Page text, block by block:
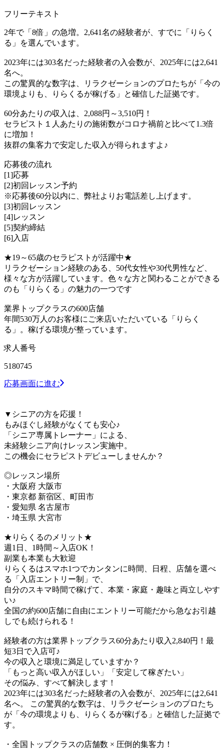
フリーテキスト
2年で「8倍」の急増。2,641名の経験者が、すでに「りらく
る」を選んでいます。
2023年には303名だった経験者の入会数が、2025年には2,641
名へ。
この驚異的な数字は、リラクゼーションのプロたちが「今の
環境よりも、りらくるが稼げる」と確信した証拠です。
60分あたりの収入は、2,088円～3,510円！
セラピスト１人あたりの施術数がコロナ禍前と比べて1.3倍
に増加！
抜群の集客力で安定した収入が得られますよ♪
応募後の流れ
[1]応募
[2]初回レッスン予約
※応募後60分以内に、弊社よりお電話差し上げます。
[3]初回レッスン
[4]レッスン
[5]契約締結
[6]入店
★19～65歳のセラピストが活躍中★
リラクゼーション経験のある、50代女性や30代男性など、
様々な方が活躍しています。色々な方と関わることができる
のも「りらくる」の魅力の一つです
業界トップクラスの600店舗
年間530万人のお客様にご来店いただいている「りらく
る」。稼げる環境が整っています。
求人番号
5180745
応募画面に進む
▼シニアの方を応援！
もみほぐし経験がなくても安心♪
「シニア専属トレーナー」による、
未経験シニア向けレッスン実施中。
この機会にセラピストデビューしませんか？
◎レッスン場所
・大阪府 大阪市
・東京都 新宿区、町田市
・愛知県 名古屋市
・埼玉県 大宮市
★りらくるのメリット★
週1日、1時間～入店OK！
副業も本業も大歓迎
りらくるはスマホ1つでカンタンに時間、日程、店舗を選べ
る「入店エントリー制」で、
​自分のスキマ時間で稼げて、本業・家庭・趣味と両立しやす
い♪​
全国の約600店舗に自由にエントリー可能だから急なお引越
しでも続けられる！
経験者の方は業界トップクラス60分あたり収入2,840円！最
短3日で入店可♪
今の収入と環境に満足していますか？
「もっと高い収入がほしい」「安定して稼ぎたい」
その悩み、すべて解決します！
2023年には303名だった経験者の入会数が、2025年には2,641
名へ。 この驚異的な数字は、リラクゼーションのプロたち
が「今の環境よりも、りらくるが稼げる」と確信した証拠で
す。
・全国トップクラスの店舗数 × 圧倒的集客力！